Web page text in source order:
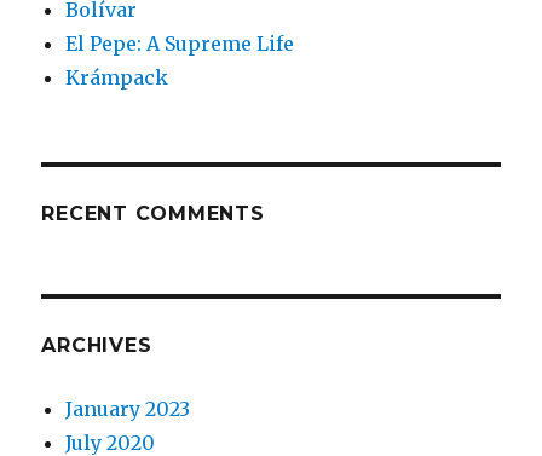
Bolívar
El Pepe: A Supreme Life
Krámpack
RECENT COMMENTS
ARCHIVES
January 2023
July 2020